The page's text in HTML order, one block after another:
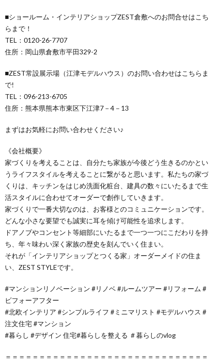
■ショールーム・インテリアショップZEST倉敷へのお問合せはこち
らまで！
TEL：0120-26-7707
住所：岡山県倉敷市平田329-2
■ZEST常設展示場（江津モデルハウス）のお問い合わせはこちらま
で!
TEL：096-213-6705
住所：熊本県熊本市東区下江津7－4－13
まずはお気軽にお問い合わせください♪
《会社概要》
家づくりを考えることは、自分たち家族が今後どう生きるのかとい
うライフスタイルを考えることに繋がると思います。私たちの家づ
くりは、キッチンをはじめ洗面化粧台、建具の数々にいたるまで生
活スタイルに合わせてオーダーで創作していきます。
家づくりで一番大切なのは、お客様とのコミュニケーションです。
どんな小さな要望でも誠実に耳を傾け可能性を追求します。
ドアノブやコンセント等細部にいたるまで一つ一つにこだわりを持
ち、年々味わい深く家族の歴史を刻んでいく住まい。
それが「インテリアショップとつくる家」オーダーメイドの住ま
い、ZEST STYLEです。
#マンションリノベーション #リノベ #ルームツアー #リフォーム #
ビフォーアフター
#北欧インテリア #シンプルライフ #ミニマリスト #モデルハウス #
注文住宅 #マンション
#暮らし #デザイン 住宅#暮らしを整える ＃暮らしのvlog
＝＝＝＝＝＝＝＝＝＝＝＝＝＝＝＝＝＝＝＝＝＝＝＝＝＝＝＝＝＝